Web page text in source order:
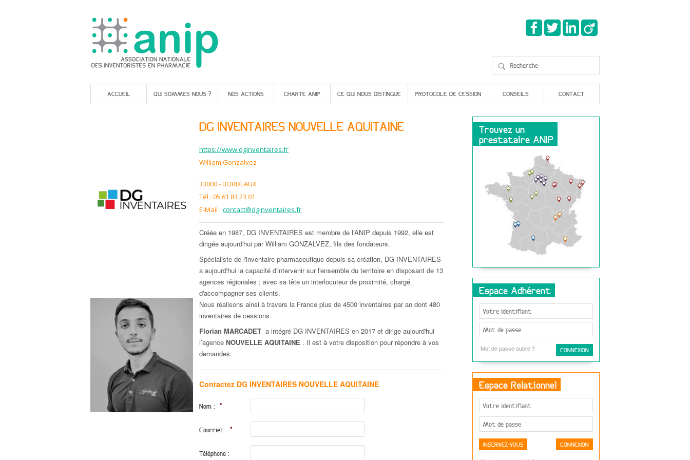
ACCUEIL QUI SOMMES NOUS ? NOS ACTIONS CHARTE ANIP CE QUI NOUS DISTINGUE PROTOCOLE DE CESSION CONSEILS CONTACT
DG INVENTAIRES NOUVELLE AQUITAINE
https://www.dginventaires.fr
William Gonzalvez
33000 - BORDEAUX
Tél : 05 61 83 23 01
E-Mail : contact@dginventaires.fr
Créée en 1987, DG INVENTAIRES est membre de l’ANIP depuis 1992, elle est
dirigée aujourd'hui par William GONZALVEZ, fils des fondateurs.
Spécialiste de l'inventaire pharmaceutique depuis sa création, DG INVENTAIRES
a aujourd'hui la capacité d'intervenir sur l'ensemble du territoire en disposant de 13
agences régionales ; avec sa tête un interlocuteur de proximité, chargé
d'accompagner ses clients.
Nous réalisons ainsi à travers la France plus de 4500 inventaires par an dont 480
inventaires de cessions.
Florian MARCADET a intégré DG INVENTAIRES en 2017 et dirige aujourd'hui
l’agence NOUVELLE AQUITAINE . Il est à votre disposition pour répondre à vos
demandes.
Contactez DG INVENTAIRES NOUVELLE AQUITAINE
Nom : *
Courriel : *
Téléphone :
Trouvez un
prestataire ANIP
Espace Adhérent
Mot de passe oublié ?
Espace Relationnel
INSCRIVEZ-VOUS